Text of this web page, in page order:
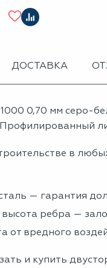
ДОСТАВКА
0,70 мм серо-
в
— гарантия
ребра —
от вредного
и купить